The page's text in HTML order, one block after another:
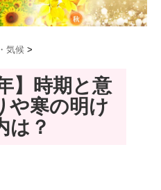
気候 >
】時期と意
や寒の明け
は？